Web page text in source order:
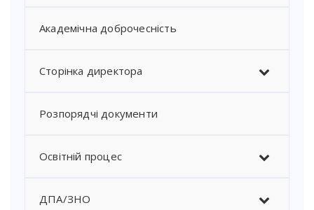
Академічна доброчесність
Сторінка директора
Розпорядчі документи
Освітній процес
ДПА/ЗНО